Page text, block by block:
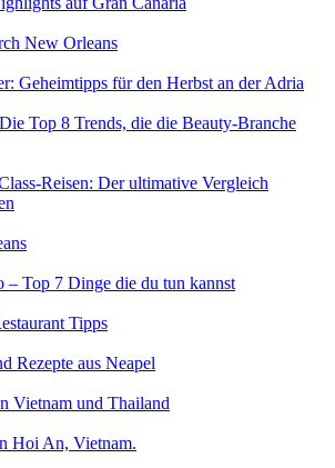
New Orleans
Geheimtipps für den Herbst an der Adria
Top 8 Trends, die die Beauty-Branche
Reisen: Der ultimative Vergleich
– Top 7 Dinge die du tun kannst
Tipps
Rezepte aus Neapel
Vietnam und Thailand
Hoi An, Vietnam.